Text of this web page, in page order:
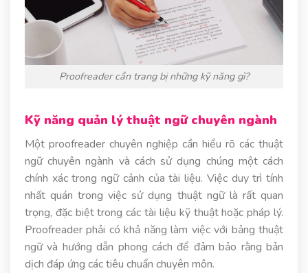
Proofreader cần trang bị những kỹ năng gì?
Kỹ năng quản lý thuật ngữ chuyên ngành
Một proofreader chuyên nghiệp cần hiểu rõ các thuật
ngữ chuyên ngành và cách sử dụng chúng một cách
chính xác trong ngữ cảnh của tài liệu. Việc duy trì tính
nhất quán trong việc sử dụng thuật ngữ là rất quan
trọng, đặc biệt trong các tài liệu kỹ thuật hoặc pháp lý.
Proofreader phải có khả năng làm việc với bảng thuật
ngữ và hướng dẫn phong cách để đảm bảo rằng bản
dịch đáp ứng các tiêu chuẩn chuyên môn.